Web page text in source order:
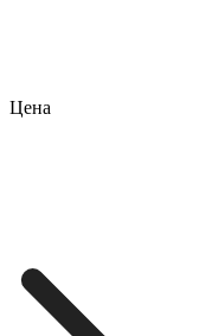
Цена